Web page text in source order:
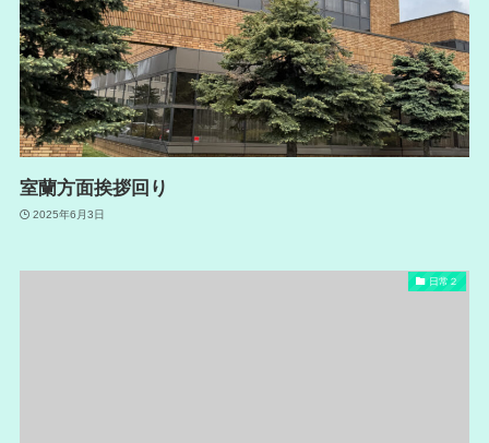
室蘭方面挨拶回り
2025年6月3日
日常２